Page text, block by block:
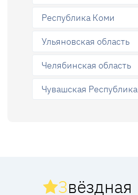
Республика Коми
Ульяновская область
Челябинская область
Чувашская Республика
Звёздная